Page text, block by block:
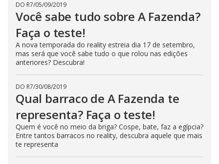
DO R7/05/09/2019
Você sabe tudo sobre A Fazenda?
Faça o teste!
A nova temporada do reality estreia dia 17 de setembro,
mas será que você sabe tudo o que rolou nas edições
anteriores? Descubra!
DO R7/30/08/2019
Qual barraco de A Fazenda te
representa? Faça o teste!
Quem é você no meio da briga? Cospe, bate, faz a egípcia?
Entre tantos barracos no reality, descubra aquele que mais
te representa